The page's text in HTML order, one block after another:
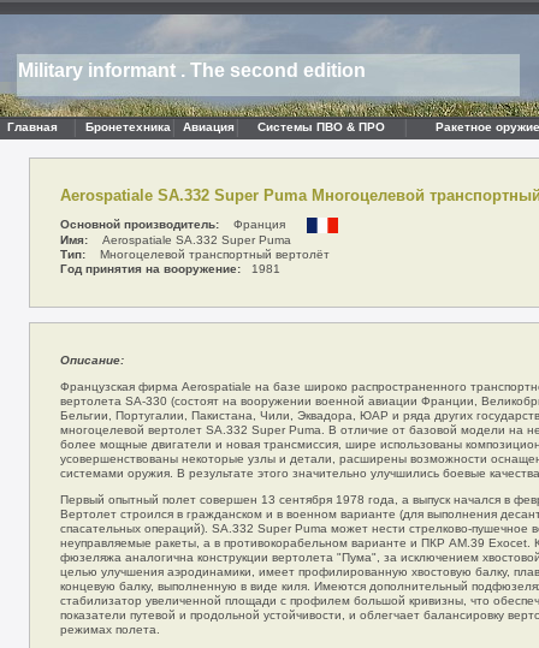
Military informant . The second edition
Главная Бронетехника Авиация Системы ПВО & ПРО Ракетное
Aerospatiale SA.332 Super Puma Многоцелевой
Основной производитель: Франция
Имя: Aerospatiale SA.332 Super Puma
Тип: Многоцелевой транспортный вертолёт
Год принятия на вооружение: 1981
Описание:
Французская фирма Aerospatiale на базе широко распространенного
вертолета SA-330 (состоят на вооружении военной авиации Франции,
Бельгии, Португалии, Пакистана, Чили, Эквадора, ЮАР и ряда других
многоцелевой вертолет SA.332 Super Puma. В отличие от базовой модели на
более мощные двигатели и новая трансмиссия, шире использованы
усовершенствованы некоторые узлы и детали, расширены возможности
системами оружия. В результате этого значительно улучшились боевые
Первый опытный полет совершен 13 сентября 1978 года, а выпуск начался в
Вертолет строился в гражданском и в военном варианте (для выполнения
спасательных операций). SA.332 Super Puma может нести стрелково-пушечное
неуправляемые ракеты, а в противокорабельном варианте и ПКР AM.39 Exocet.
фюзеляжа аналогична конструкции вертолета "Пума", за исключением
целью улучшения аэродинамики, имеет профилированную хвостовую балку,
концевую балку, выполненную в виде киля. Имеются дополнительный
стабилизатор увеличенной площади с профилем большой кривизны, что
показатели путевой и продольной устойчивости, и облегчает балансировку
режимах полета.